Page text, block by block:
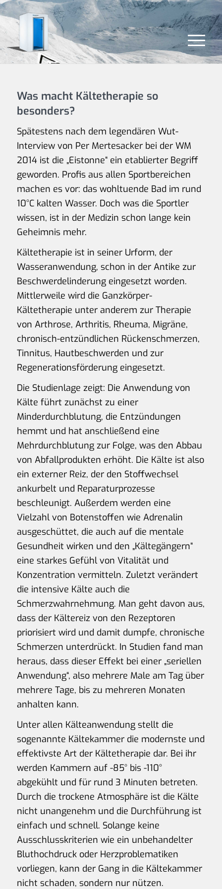
Was macht Kältetherapie so
besonders?
Spätestens nach dem legendären Wut-
Interview von Per Mertesacker bei der WM
2014 ist die „Eistonne“ ein etablierter Begriff
geworden. Profis aus allen Sportbereichen
machen es vor: das wohltuende Bad im rund
10°C kalten Wasser. Doch was die Sportler
wissen, ist in der Medizin schon lange kein
Geheimnis mehr.
Kältetherapie ist in seiner Urform, der
Wasseranwendung, schon in der Antike zur
Beschwerdelinderung eingesetzt worden.
Mittlerweile wird die Ganzkörper-
Kältetherapie unter anderem zur Therapie
von Arthrose, Arthritis, Rheuma, Migräne,
chronisch-entzündlichen Rückenschmerzen,
Tinnitus, Hautbeschwerden und zur
Regenerationsförderung eingesetzt.
Die Studienlage zeigt: Die Anwendung von
Kälte führt zunächst zu einer
Minderdurchblutung, die Entzündungen
hemmt und hat anschließend eine
Mehrdurchblutung zur Folge, was den Abbau
von Abfallprodukten erhöht. Die Kälte ist also
ein externer Reiz, der den Stoffwechsel
ankurbelt und Reparaturprozesse
beschleunigt. Außerdem werden eine
Vielzahl von Botenstoffen wie Adrenalin
ausgeschüttet, die auch auf die mentale
Gesundheit wirken und den „Kältegängern“
eine starkes Gefühl von Vitalität und
Konzentration vermitteln. Zuletzt verändert
die intensive Kälte auch die
Schmerzwahrnehmung. Man geht davon aus,
dass der Kältereiz von den Rezeptoren
priorisiert wird und damit dumpfe, chronische
Schmerzen unterdrückt. In Studien fand man
heraus, dass dieser Effekt bei einer „seriellen
Anwendung“, also mehrere Male am Tag über
mehrere Tage, bis zu mehreren Monaten
anhalten kann.
Unter allen Kälteanwendung stellt die
sogenannte Kältekammer die modernste und
effektivste Art der Kältetherapie dar. Bei ihr
werden Kammern auf -85° bis -110°
abgekühlt und für rund 3 Minuten betreten.
Durch die trockene Atmosphäre ist die Kälte
nicht unangenehm und die Durchführung ist
einfach und schnell. Solange keine
Ausschlusskriterien wie ein unbehandelter
Bluthochdruck oder Herzproblematiken
vorliegen, kann der Gang in die Kältekammer
nicht schaden, sondern nur nützen.